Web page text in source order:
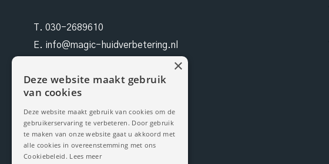
T. 030-2689610
E. info@magic-huidverbetering.nl
KvK. 96490942
BTW NL 171199959B03
Deze website maakt gebruik
van cookies
Deze website maakt gebruik van cookies om de
gebruikerservaring te verbeteren. Door gebruik
te maken van onze website gaat u akkoord met
alle cookies in overeenstemming met ons
Cookiebeleid. Lees meer
×